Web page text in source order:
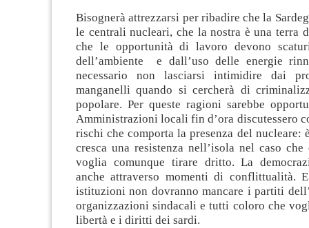
Bisognerà attrezzarsi per ribadire che la
le centrali nucleari, che la nostra è una terra
che le opportunità di lavoro devono
dell’ambiente e dall’uso delle energie
necessario non lasciarsi intimidire dai
manganelli quando si cercherà di
popolare. Per queste ragioni sarebbe
Amministrazioni locali fin d’ora discutessero
rischi che comporta la presenza del nucleare:
cresca una resistenza nell’isola nel caso che
voglia comunque tirare dritto. La
anche attraverso momenti di conflittualità.
istituzioni non dovranno mancare i partiti
organizzazioni sindacali e tutti coloro che
libertà e i diritti dei sardi.